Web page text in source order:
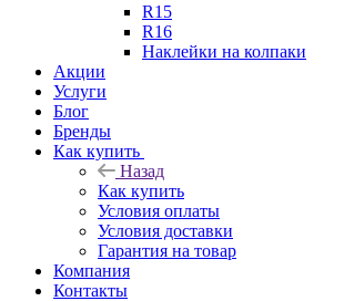
R15
R16
Наклейки на колпаки
Акции
Услуги
Блог
Бренды
Как купить
Назад
Как купить
Условия оплаты
Условия доставки
Гарантия на товар
Компания
Контакты